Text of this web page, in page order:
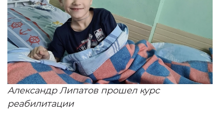
Александр Липатов прошел курс
реабилитации